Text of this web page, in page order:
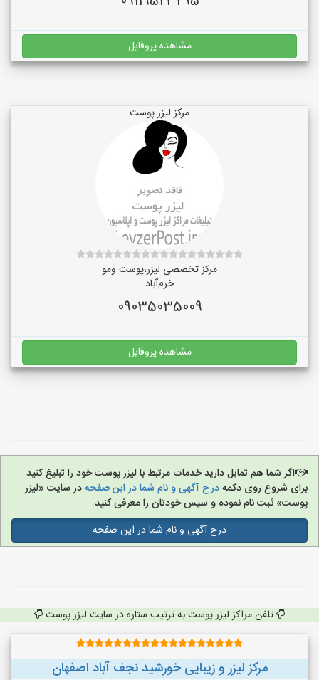
مشاهده پروفایل
مرکز لیزر پوست
مرکز تخصصی لیزر،پوست و‌مو
خرم‌آباد
09035035009
مشاهده پروفایل
اگر شما هم تمایل دارید خدمات مرتبط با لیزر پوست خود را تبلیغ کنید
برای شروع روی دکمهدرج آگهی و نام شما در این صفحهدر سایت «لیزر
پوست» ثبت نام نموده و سپس خودتان را معرفی کنید.
درج آگهی و نام شما در این صفحه
تلفن مراکز لیزر پوست به ترتیب ستاره در سایت لیزر پوست
مرکز لیزر و زیبایی خورشید نجف آباد اصفهان